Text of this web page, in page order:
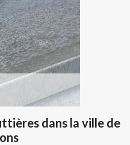
dans la ville de